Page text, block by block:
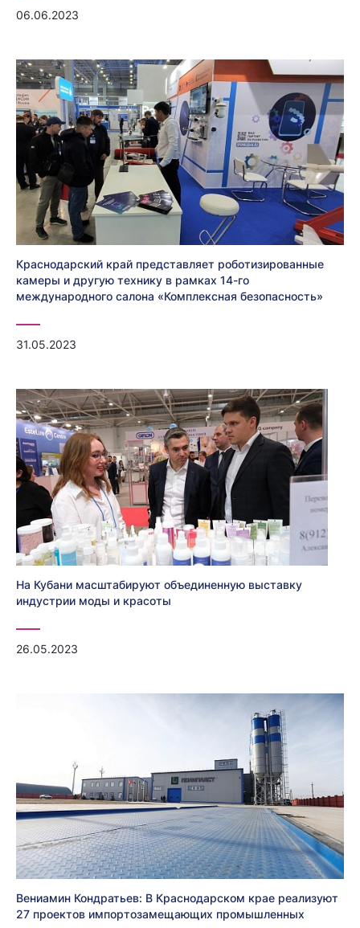
06.06.2023
Краснодарский край представляет роботизированные
камеры и другую технику в рамках 14-го
международного салона «Комплексная безопасность»
31.05.2023
На Кубани масштабируют объединенную выставку
индустрии моды и красоты
26.05.2023
Вениамин Кондратьев: В Краснодарском крае реализуют
27 проектов импортозамещающих промышленных